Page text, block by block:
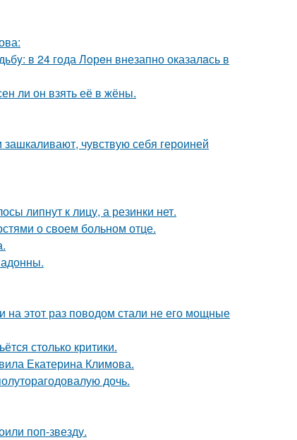
в 24 гoда Лoрeн внезапно оказалaсь в
ли он взять её в жёны.
чувствую себя героиней
липнут к лицу, а резинки нет.
о своем больном отце.
на этот раз поводом стали не его мощные
столько критики.
Екатерина Климова.
дочь.
поп-звезду.